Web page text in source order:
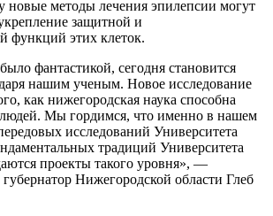
новые методы лечения эпилепсии могут
защитной и
функций этих клеток.
фантастикой, сегодня становится
нашим ученым. Новое исследование
как нижегородская наука способна
людей. Мы гордимся, что именно в нашем
исследований Университета
традиций Университета
проекты такого уровня», —
Нижегородской области Глеб